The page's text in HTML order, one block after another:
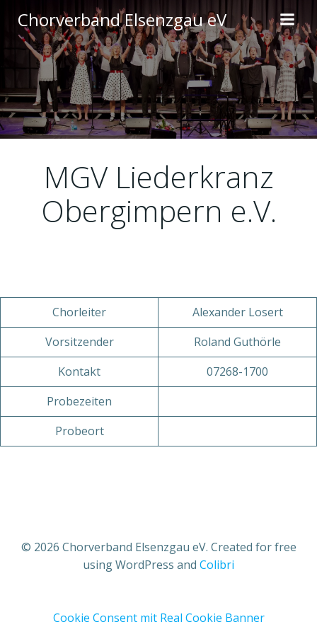
Inhalt
springen
Chorverband Elsenzgau eV
MGV Liederkranz
Obergimpern e.V.
Chorleiter
Alexander Losert
Vorsitzender
Roland Guthörle
Kontakt
07268-1700
Probezeiten
Probeort
© 2026 Chorverband Elsenzgau eV. Created for free
using WordPress and Colibri
Cookie Consent mit Real Cookie Banner